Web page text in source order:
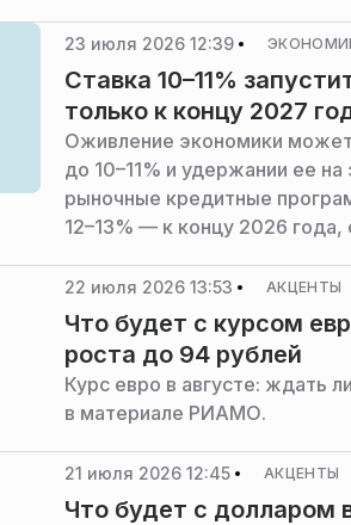
23 июля 2026 12:39
Ставка 10–11%
только к концу 2027
Оживление экономики может
до 10–11% и удержании ее
рыночные кредитные
12–13% — к концу 2026
22 июля 2026 13:53 АКЦЕНТЫ
Что будет с курсом
роста до 94 рублей
Курс евро в августе: ждать
в материале РИАМО.
21 июля 2026 12:45 АКЦЕНТЫ
Что будет с долларом